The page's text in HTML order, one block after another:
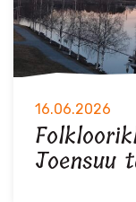
16.06.2026
Joensuu